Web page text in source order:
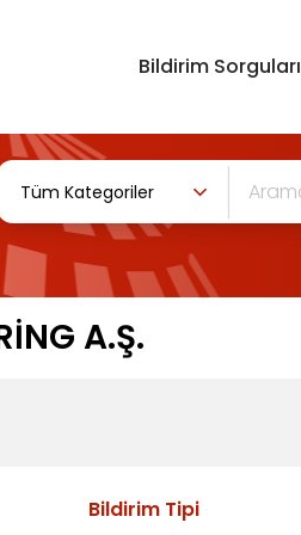
Bildirim Sorguları
Tüm Kategoriler
A.Ş.
Bildirim Tipi